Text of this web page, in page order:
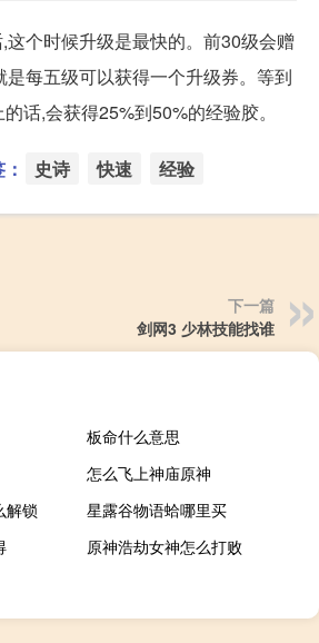
这个时候升级是最快的。前30级会赠
每五级可以获得一个升级券。等到
话,会获得25%到50%的经验胶。
史诗 快速 经验
下一篇
剑网3 少林技能找谁
板命什么意思
怎么飞上神庙原神
解锁
星露谷物语蛤哪里买
原神浩劫女神怎么打败